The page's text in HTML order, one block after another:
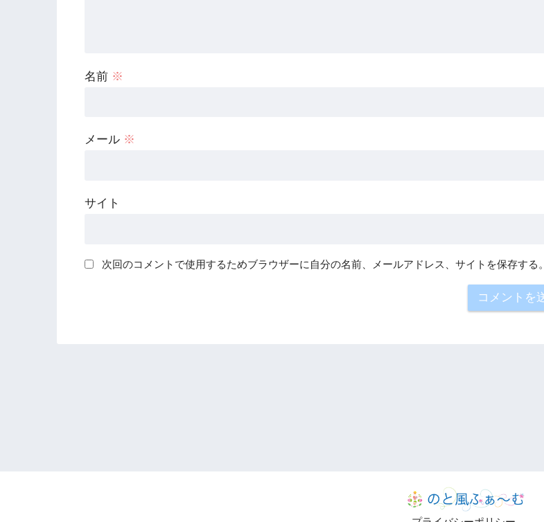
名前 ※
メール ※
サイト
次回のコメントで使用するためブラウザーに自分の名前、メールアドレス、サイトを保存する。